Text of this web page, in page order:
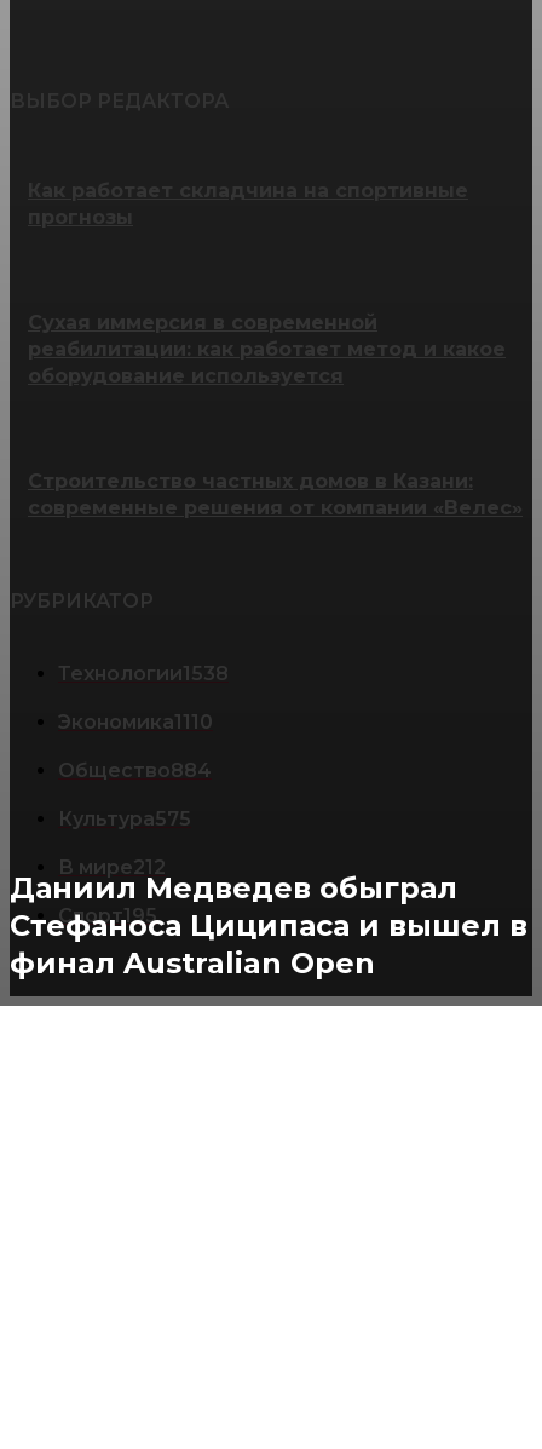
Даниил Медведев обыграл
Стефаноса Циципаса и вышел в
финал Australian Open
Сухая иммерсия в современной
реабилитации: как работает метод и какое
оборудование используется
Строительство частных домов в Казани:
современные решения от компании «Велес»
РУБРИКАТОР
Технологии1538
Экономика1110
Общество884
Культура575
В мире212
Спорт195